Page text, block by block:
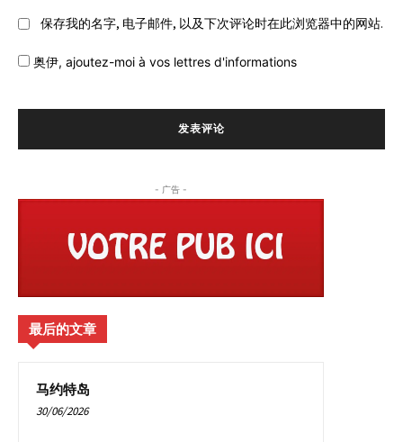
保存我的名字, 电子邮件, 以及下次评论时在此浏览器中的网站.
奥伊, ajoutez-moi à vos lettres d'informations
- 广告 -
最后的文章
马约特岛
30/06/2026